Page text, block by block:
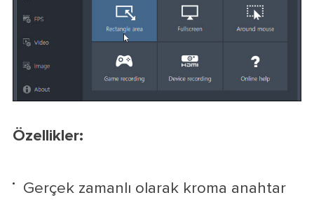
Özellikler:
Gerçek zamanlı olarak kroma anahtar